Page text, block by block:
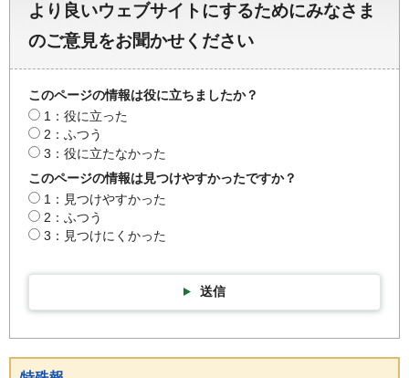
より良いウェブサイトにするためにみなさま
のご意見をお聞かせください
このページの情報は役に立ちましたか？
1：役に立った
2：ふつう
3：役に立たなかった
このページの情報は見つけやすかったですか？
1：見つけやすかった
2：ふつう
3：見つけにくかった
送信